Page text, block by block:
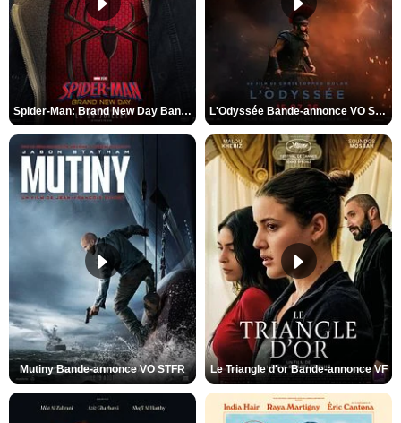
Spider-Man: Brand New Day Bande-annonce VO STFR L'Odyssée Bande-annonce VO STFR
Mutiny Bande-annonce VO STFR Le Triangle d'or Bande-annonce VF